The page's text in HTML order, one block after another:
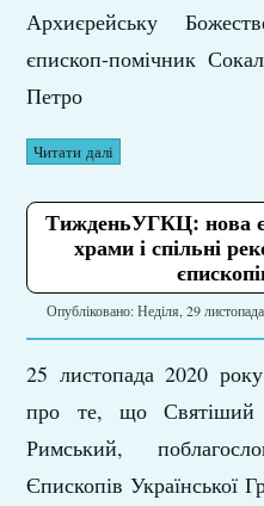
Архиєрейську
єпископ-помічник
Петро
Читати далі
ТижденьУГКЦ: нова
храми і спільні
Опубліковано: Неділя, 29
25 листопада 2020
про те, що
Римський,
Єпископів Української